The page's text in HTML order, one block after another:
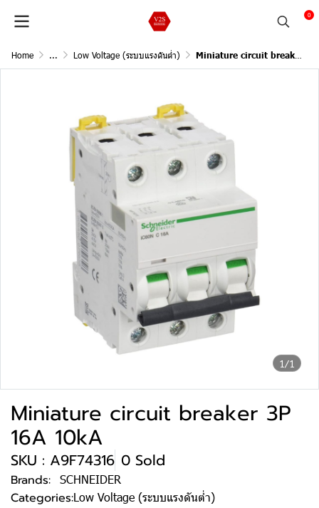
0
Home ... Low Voltage (ระบบแรงดันต่ำ) Miniature circuit breaker 3P 16A 10kA
1/1
Miniature circuit breaker 3P
16A 10kA
SKU : A9F74316 0 Sold
Brands: SCHNEIDER
Categories:Low Voltage (ระบบแรงดันต่ำ)